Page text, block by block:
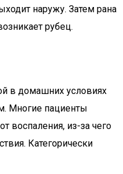
наружу. Затем рана
рубец.
в домашних условиях
Многие пациенты
воспаления, из-за чего
Категорически